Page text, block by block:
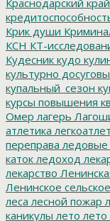
Крик души
КСН КТ-
Кудесник кудо
культурно
купальный_сезон
курсы повышения
Омер лагерь
атлетика
переправа ледовые
каток ледоход
лекарство
Ленинское
леса лесной пожар
каникулы лето